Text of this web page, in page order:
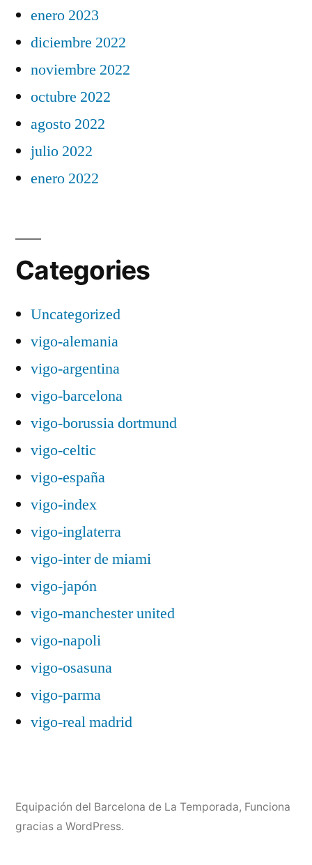
enero 2023
diciembre 2022
noviembre 2022
octubre 2022
agosto 2022
julio 2022
enero 2022
Categories
Uncategorized
vigo-alemania
vigo-argentina
vigo-barcelona
vigo-borussia dortmund
vigo-celtic
vigo-españa
vigo-index
vigo-inglaterra
vigo-inter de miami
vigo-japón
vigo-manchester united
vigo-napoli
vigo-osasuna
vigo-parma
vigo-real madrid
Equipación del Barcelona de La Temporada, Funciona
gracias a WordPress.